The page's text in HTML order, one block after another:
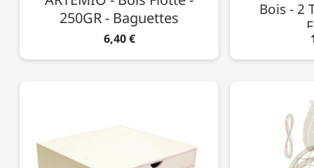
250GR - Baguettes
6,40 €
Bois - 2